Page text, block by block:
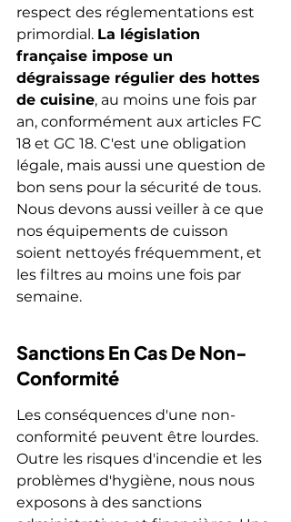
respect des réglementations est
primordial. La législation
française impose un
dégraissage régulier des hottes
de cuisine, au moins une fois par
an, conformément aux articles FC
18 et GC 18. C'est une obligation
légale, mais aussi une question de
bon sens pour la sécurité de tous.
Nous devons aussi veiller à ce que
nos équipements de cuisson
soient nettoyés fréquemment, et
les filtres au moins une fois par
semaine.
Sanctions En Cas De Non-
Conformité
Les conséquences d'une non-
conformité peuvent être lourdes.
Outre les risques d'incendie et les
problèmes d'hygiène, nous nous
exposons à des sanctions